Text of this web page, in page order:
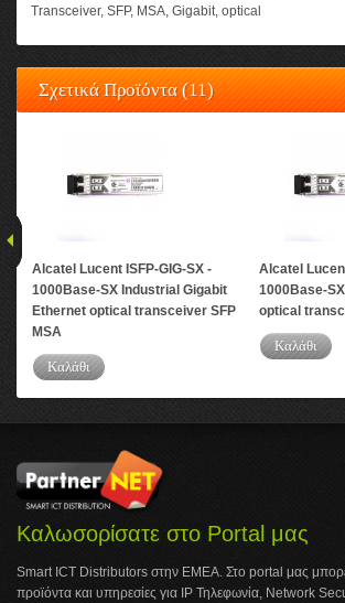
Transceiver, SFP, MSA, Gigabit, optical
Σχετικά Προϊόντα (11)
Alcatel Lucent ISFP-GIG-SX -
1000Base-SX Industrial Gigabit
Ethernet optical transceiver SFP
MSA
Καλάθι
Alcatel
1000Base-
optical
Καλάθι
Καλωσορίσατε στο Portal μας
Smart ICT Distributors στην ΕΜΕΑ. Στο portal μας
προϊόντα και υπηρεσίες για IP Τηλεφωνία, Network